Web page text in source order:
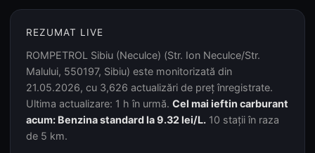
REZUMAT LIVE
ROMPETROL Sibiu (Neculce) (Str. Ion Neculce/Str.
Malului, 550197, Sibiu) este monitorizată din
21.05.2026, cu 3,626 actualizări de preț înregistrate.
Ultima actualizare: 1 h în urmă. Cel mai ieftin carburant
acum: Benzina standard la 9.32 lei/L. 10 stații în raza
de 5 km.